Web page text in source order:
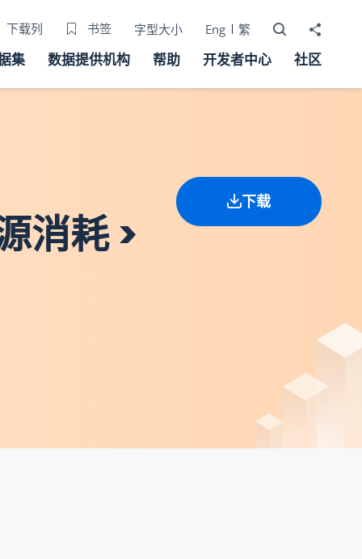
下载列 书签 字型大小 Eng 繁 打开搜寻器
分享至
集 数据提供机构 帮助 开发者中心 社区
消耗 >
下载